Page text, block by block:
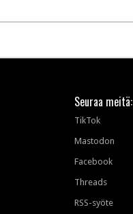
Seuraa meitä:
TikTok
Mastodon
Facebook
Threads
RSS-syöte